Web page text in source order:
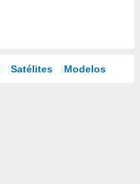
Satélites Modelos